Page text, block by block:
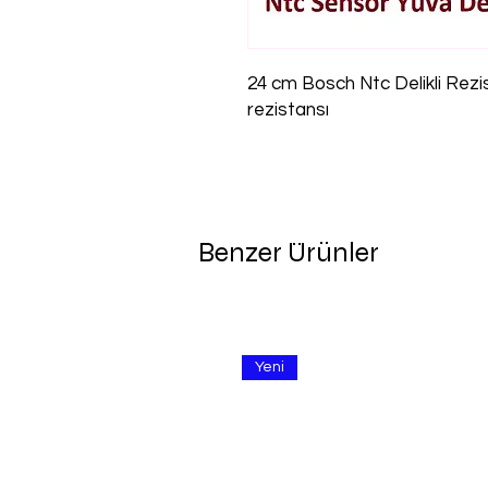
24 cm Bosch Ntc Delikli
rezistansı
Benzer Ürünler
Yeni